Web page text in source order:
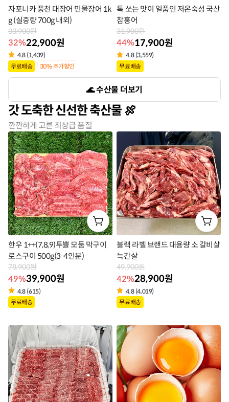
자포니카 풍천 대장어 민물장어 1k
g (실중량 700g 내외)
33,900원
32%22,900원
4.8 (1,439)
상
품
라
벨
무료배송 30% 추가할인
톡 쏘는 맛이 일품인 저온숙성 국산
참홍어
31,900원
44%17,900원
4.8 (3,559)
상
품
라
벨
무료배송
수산물 더보기
갓 도축한 신선한 축산물
깐깐하게 고른 최상급 품질
한우 1++(7,8,9)투쁠 모둠 막구이
로스구이 500g(3-4인분)
78,900원
49%39,900원
4.8 (615)
상
라
벨
무료배송
블랙 라벨 브랜드 대용량 소 갈비살
늑간살
49,900원
42%28,900원
4.8 (4,019)
상
라
벨
무료배송